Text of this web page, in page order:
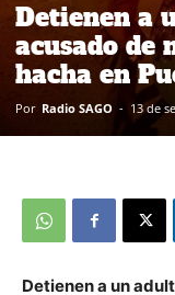
Detienen a
acusado de
hacha en
Por Radio SAGO - 13 de
Detienen a un